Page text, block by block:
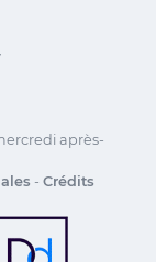
après-
- Crédits